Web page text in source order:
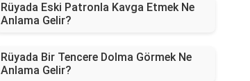
Rüyada Eski Patronla Kavga Etmek Ne
Anlama Gelir?
Rüyada Bir Tencere Dolma Görmek Ne
Anlama Gelir?